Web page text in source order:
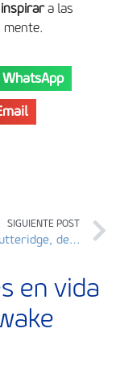
a las
WhatsApp
SIGUIENTE POST
Sebastian Gutteridge, de Ingeniero mecánico a las finanzas éticas.
en vida